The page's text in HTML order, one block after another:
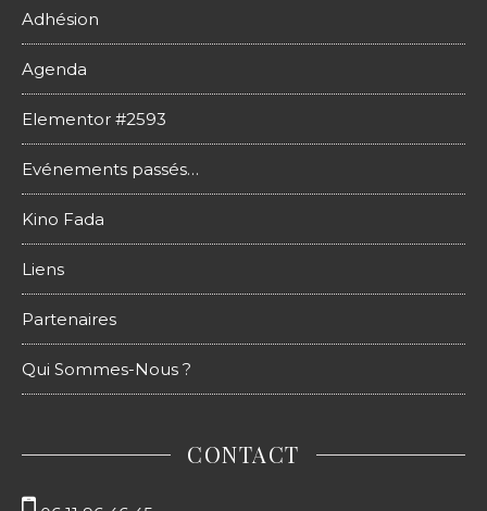
Adhésion
Agenda
Elementor #2593
Evénements passés…
Kino Fada
Liens
Partenaires
Qui Sommes-Nous ?
CONTACT